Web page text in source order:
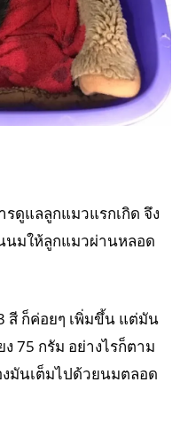
ดูแลลูกแมวแรกเกิด จึง
นมให้ลูกแมวผ่านหลอด
สี ก็ค่อยๆ เพิ่มขึ้น แต่มัน
75 กรัม อย่างไรก็ตาม
มันเต็มไปด้วยนมตลอด